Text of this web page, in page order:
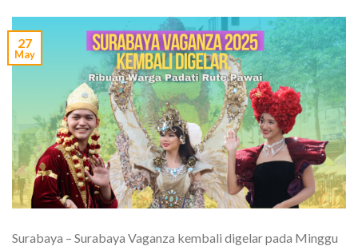
27
May
Surabaya – Surabaya Vaganza kembali digelar pada Minggu